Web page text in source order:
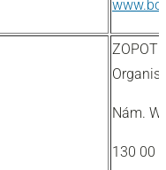
ZOPOT
Nám.
130 00